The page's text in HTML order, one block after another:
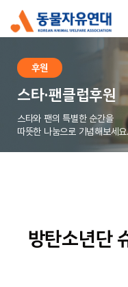
후원
스타·팬클럽후원
스타와 팬의 특별한 순간을
따뜻한 나눔으로 기념해보세
방탄소년단